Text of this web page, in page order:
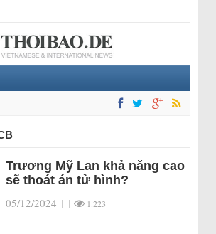
Trương Mỹ Lan khả năng cao
sẽ thoát án tử hình?
05/12/2024 | | 1.223